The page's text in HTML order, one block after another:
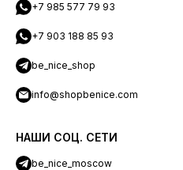
+7 985 577 79 93
+7 903 188 85 93
be_nice_shop
info@shopbenice.com
НАШИ СОЦ. СЕТИ
be_nice_moscow